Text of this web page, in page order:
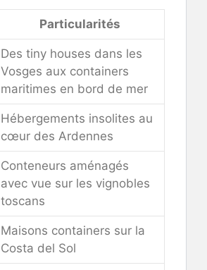
Particularités
Des tiny houses dans les
Vosges aux containers
maritimes en bord de mer
Hébergements insolites au
cœur des Ardennes
Conteneurs aménagés
avec vue sur les vignobles
toscans
Maisons containers sur la
Costa del Sol